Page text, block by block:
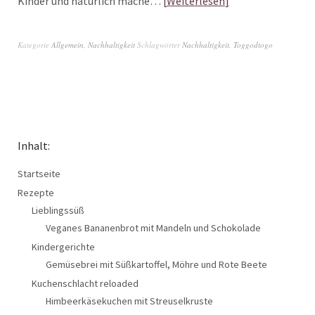
Kategorie Allgemein, Nachhaltigkeit SchlagwörterNachhaltigkeit, Toggodtogo
Inhalt:
Startseite
Rezepte
Lieblingssüß
Veganes Bananenbrot mit Mandeln und Schokolade
Kindergerichte
Gemüsebrei mit Süßkartoffel, Möhre und Rote Beete
Kuchenschlacht reloaded
Himbeerkäsekuchen mit Streuselkruste